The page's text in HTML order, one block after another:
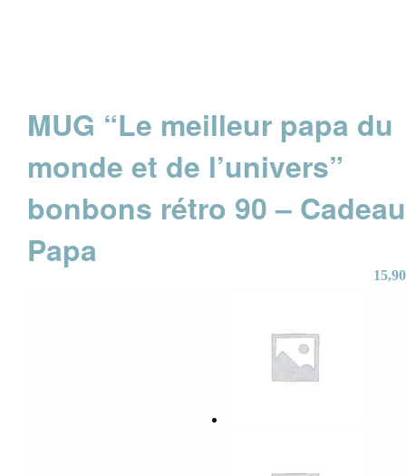
MUG “Le meilleur papa du
monde et de l’univers”
bonbons rétro 90 – Cadeau
Papa
15,90